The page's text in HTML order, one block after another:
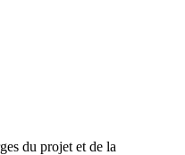
du projet et de la